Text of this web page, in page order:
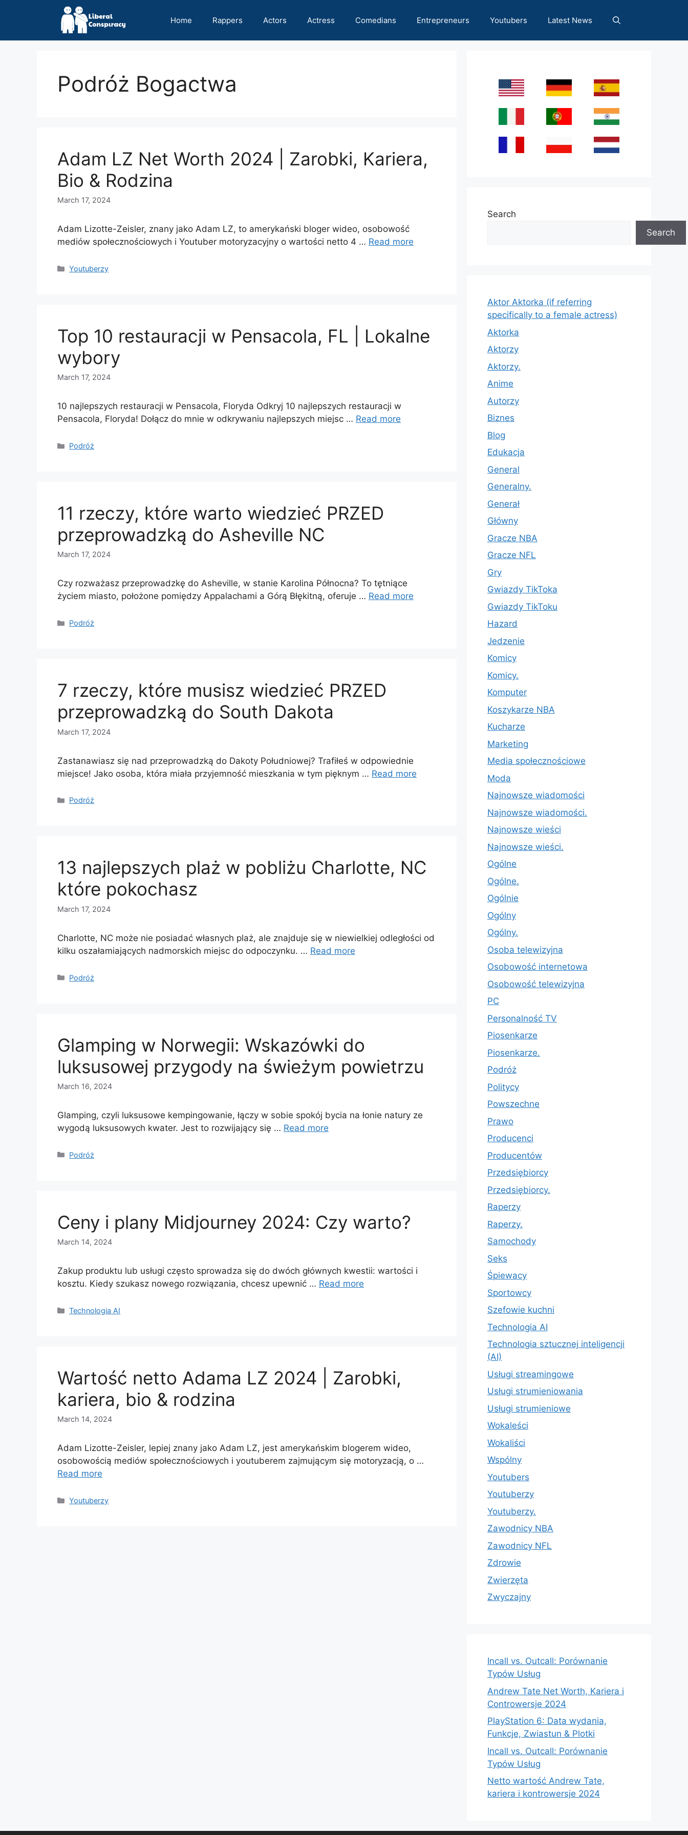
Home Rappers Actors Actress Comedians Entrepreneurs Youtubers Latest News
Podróż Bogactwa
Adam LZ Net Worth 2024 | Zarobki, Kariera,
Bio & Rodzina
March 17, 2024
Adam Lizotte-Zeisler, znany jako Adam LZ, to amerykański bloger wideo, osobowość
mediów społecznościowych i Youtuber motoryzacyjny o wartości netto 4 … Read more
Categories
Youtuberzy
Top 10 restauracji w Pensacola, FL | Lokalne
wybory
March 17, 2024
10 najlepszych restauracji w Pensacola, Floryda Odkryj 10 najlepszych restauracji w
Pensacola, Floryda! Dołącz do mnie w odkrywaniu najlepszych miejsc … Read more
Categories
Podróż
11 rzeczy, które warto wiedzieć PRZED
przeprowadzką do Asheville NC
March 17, 2024
Czy rozważasz przeprowadzkę do Asheville, w stanie Karolina Północna? To tętniące
życiem miasto, położone pomiędzy Appalachami a Górą Błękitną, oferuje … Read more
Categories
Podróż
7 rzeczy, które musisz wiedzieć PRZED
przeprowadzką do South Dakota
March 17, 2024
Zastanawiasz się nad przeprowadzką do Dakoty Południowej? Trafiłeś w odpowiednie
miejsce! Jako osoba, która miała przyjemność mieszkania w tym pięknym … Read more
Categories
Podróż
13 najlepszych plaż w pobliżu Charlotte, NC
które pokochasz
March 17, 2024
Charlotte, NC może nie posiadać własnych plaż, ale znajduje się w niewielkiej odległości od
kilku oszałamiających nadmorskich miejsc do odpoczynku. … Read more
Categories
Podróż
Glamping w Norwegii: Wskazówki do
luksusowej przygody na świeżym powietrzu
March 16, 2024
Glamping, czyli luksusowe kempingowanie, łączy w sobie spokój bycia na łonie natury ze
wygodą luksusowych kwater. Jest to rozwijający się … Read more
Categories
Podróż
Ceny i plany Midjourney 2024: Czy warto?
March 14, 2024
Zakup produktu lub usługi często sprowadza się do dwóch głównych kwestii: wartości i
kosztu. Kiedy szukasz nowego rozwiązania, chcesz upewnić … Read more
Categories
Technologia AI
Wartość netto Adama LZ 2024 | Zarobki,
kariera, bio & rodzina
March 14, 2024
Adam Lizotte-Zeisler, lepiej znany jako Adam LZ, jest amerykańskim blogerem wideo,
osobowością mediów społecznościowych i youtuberem zajmującym się motoryzacją, o …
Read more
Categories
Youtuberzy
Search
Search
Aktor Aktorka (if referring
specifically to a female actress)
Aktorka
Aktorzy
Aktorzy.
Anime
Autorzy
Biznes
Blog
Edukacja
General
Generalny.
Generał
Główny
Gracze NBA
Gracze NFL
Gry
Gwiazdy TikToka
Gwiazdy TikToku
Hazard
Jedzenie
Komicy
Komicy.
Komputer
Koszykarze NBA
Kucharze
Marketing
Media społecznościowe
Moda
Najnowsze wiadomości
Najnowsze wiadomości.
Najnowsze wieści
Najnowsze wieści.
Ogólne
Ogólne.
Ogólnie
Ogólny
Ogólny.
Osoba telewizyjna
Osobowość internetowa
Osobowość telewizyjna
PC
Personalność TV
Piosenkarze
Piosenkarze.
Podróż
Politycy
Powszechne
Prawo
Producenci
Producentów
Przedsiębiorcy
Przedsiębiorcy.
Raperzy
Raperzy.
Samochody
Seks
Śpiewacy
Sportowcy
Szefowie kuchni
Technologia AI
Technologia sztucznej inteligencji
(AI)
Usługi streamingowe
Usługi strumieniowania
Usługi strumieniowe
Wokaleści
Wokaliści
Wspólny
Youtubers
Youtuberzy
Youtuberzy.
Zawodnicy NBA
Zawodnicy NFL
Zdrowie
Zwierzęta
Zwyczajny
Incall vs. Outcall: Porównanie
Typów Usług
Andrew Tate Net Worth, Kariera i
Controwersje 2024
PlayStation 6: Data wydania,
Funkcje, Zwiastun & Plotki
Incall vs. Outcall: Porównanie
Typów Usług
Netto wartość Andrew Tate,
kariera i kontrowersje 2024